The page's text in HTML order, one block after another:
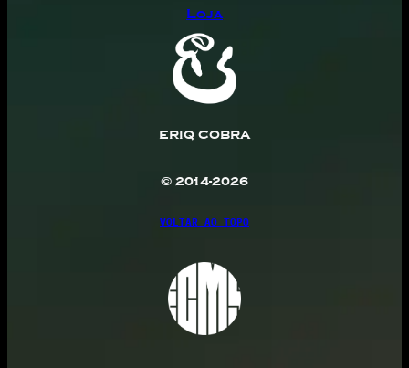
Loja
ERIQ COBRA
© 2014-2026
VOLTAR AO TOPO